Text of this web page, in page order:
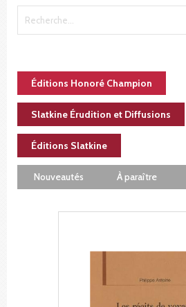
Éditions Honoré Champion
Slatkine Érudition et Diffusions
Éditions Slatkine
Nouveautés À paraître